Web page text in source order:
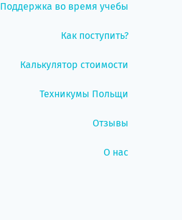
Поддержка во время учебы
Как поступить?
Калькулятор стоимости
Техникумы Польщи
Отзывы
О нас